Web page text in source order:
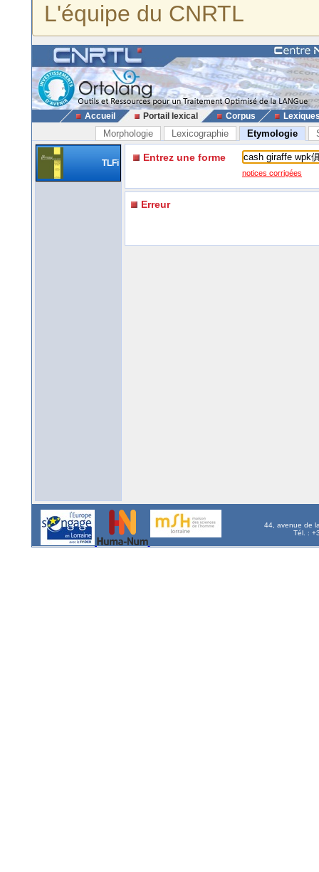
L'équipe du CNRTL
Accueil Portail lexical Corpus
Morphologie Lexicographie Etymologie
TLFi Entrez une forme
notices corrigées
Erreur
44, avenue de
Tél. :